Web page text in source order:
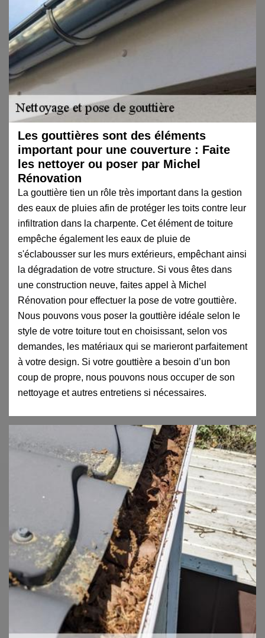
Les gouttières sont des éléments
important pour une couverture : Faite
les nettoyer ou poser par Michel
Rénovation
La gouttière tien un rôle très important dans la gestion
des eaux de pluies afin de protéger les toits contre leur
infiltration dans la charpente. Cet élément de toiture
empêche également les eaux de pluie de
s'éclabousser sur les murs extérieurs, empêchant ainsi
la dégradation de votre structure. Si vous êtes dans
une construction neuve, faites appel à Michel
Rénovation pour effectuer la pose de votre gouttière.
Nous pouvons vous poser la gouttière idéale selon le
style de votre toiture tout en choisissant, selon vos
demandes, les matériaux qui se marieront parfaitement
à votre design. Si votre gouttière a besoin d’un bon
coup de propre, nous pouvons nous occuper de son
nettoyage et autres entretiens si nécessaires.